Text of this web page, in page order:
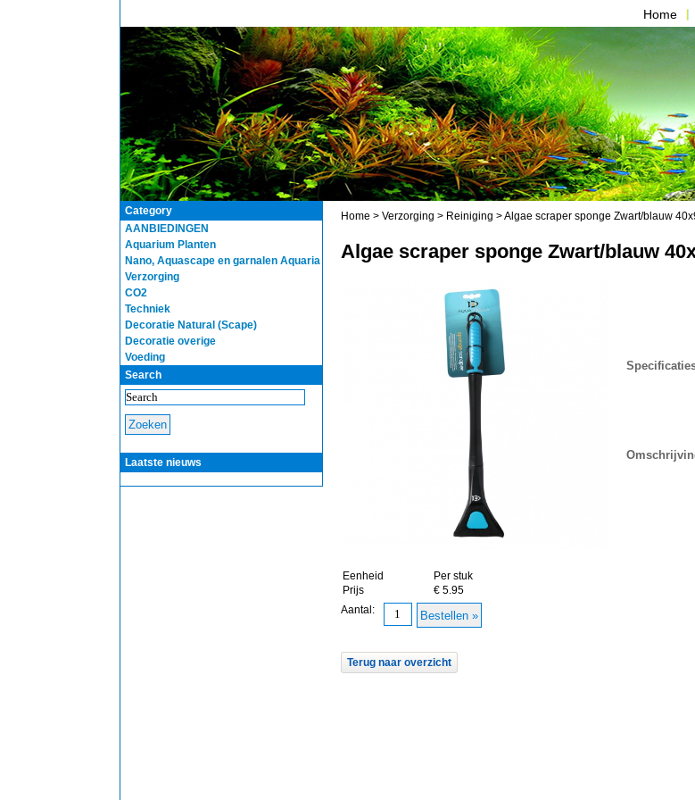
Home
Category
AANBIEDINGEN
Aquarium Planten
Nano, Aquascape en garnalen Aquaria
Verzorging
CO2
Techniek
Decoratie Natural (Scape)
Decoratie overige
Voeding
Search
Laatste nieuws
Home > Verzorging > Reiniging > Algae scraper sponge Zwart/blauw
Algae scraper sponge Zwart/blauw
Eenheid
Per stuk
Prijs
€ 5.95
Aantal:
Terug naar overzicht